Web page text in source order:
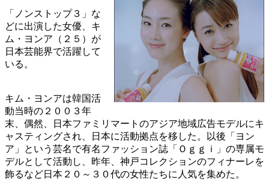
「ノンストップ３」な
どに出演した女優、キ
ム・ヨンア（２５）が
日本芸能界で活躍して
いる。
キム・ヨンアは韓国活
動当時の２００３年
末、偶然、日本ファミリマートのアジア地域広告モデルにキ
ャスティングされ、日本に活動拠点を移した。以後「ヨン
ア」という芸名で有名ファッション誌「Ｏｇｇｉ」の専属モ
デルとして活動し、昨年、神戸コレクションのフィナーレを
飾るなど日本２０～３０代の女性たちに人気を集めた。